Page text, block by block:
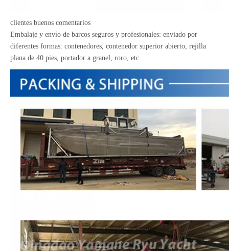
clientes buenos comentarios
Embalaje y envío de barcos seguros y profesionales: enviado por
diferentes formas: contenedores, contenedor superior abierto, rejilla
plana de 40 pies, portador a granel, roro, etc.